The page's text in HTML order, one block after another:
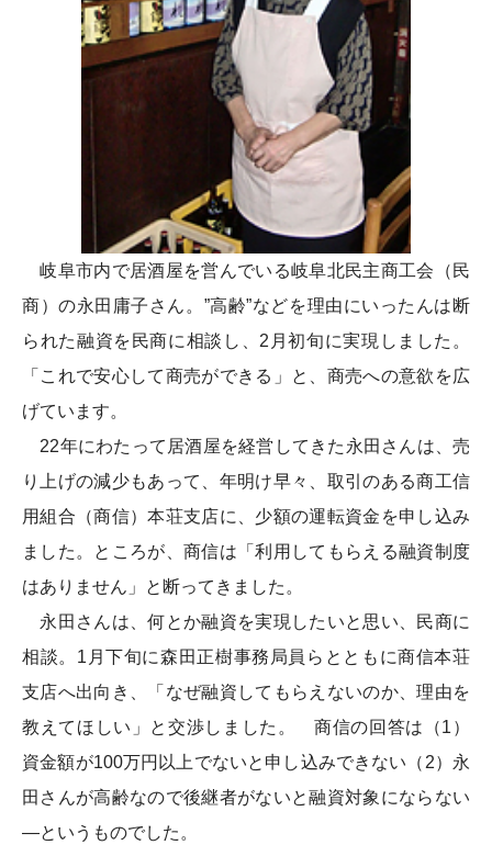
岐阜市内で居酒屋を営んでいる岐阜北民主商工会（民
商）の永田庸子さん。”高齢”などを理由にいったんは断
られた融資を民商に相談し、2月初旬に実現しました。
「これで安心して商売ができる」と、商売への意欲を広
げています。
22年にわたって居酒屋を経営してきた永田さんは、売
り上げの減少もあって、年明け早々、取引のある商工信
用組合（商信）本荘支店に、少額の運転資金を申し込み
ました。ところが、商信は「利用してもらえる融資制度
はありません」と断ってきました。
永田さんは、何とか融資を実現したいと思い、民商に
相談。1月下旬に森田正樹事務局員らとともに商信本荘
支店へ出向き、「なぜ融資してもらえないのか、理由を
教えてほしい」と交渉しました。 商信の回答は（1）
資金額が100万円以上でないと申し込みできない（2）永
田さんが高齢なので後継者がないと融資対象にならない
―というものでした。